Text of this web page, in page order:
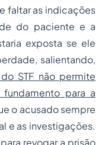
faltar as indicações
do paciente e a
exposta se ele
salientando,
STF não permite
para a
o acusado sempre
e as investigações.
revogar a prisão